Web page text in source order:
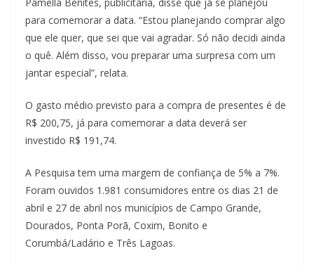
para comemorar a data. “Estou planejando comprar algo
que ele quer, que sei que vai agradar. Só não decidi ainda
o quê. Além disso, vou preparar uma surpresa com um
jantar especial”, relata.
O gasto médio previsto para a compra de presentes é de
R$ 200,75, já para comemorar a data deverá ser
investido R$ 191,74.
A Pesquisa tem uma margem de confiança de 5% a 7%.
Foram ouvidos 1.981 consumidores entre os dias 21 de
abril e 27 de abril nos municípios de Campo Grande,
Dourados, Ponta Porã, Coxim, Bonito e
Corumbá/Ladário e Três Lagoas.